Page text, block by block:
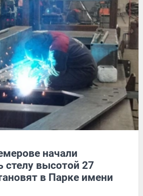
начали
стелу высотой 27
в Парке имени